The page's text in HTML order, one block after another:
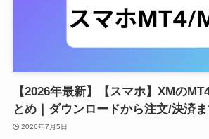
【2026年最新】【スマホ】XMの
とめ｜ダウンロードから注文/決済
2026年7月5日